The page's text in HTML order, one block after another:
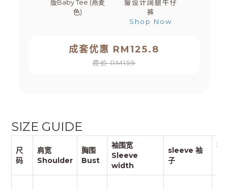
版Baby Tee (燕麦
色)
瘦设计阔腿牛仔
裤
Shop Now
成套优惠 RM125.8
原价 RM159
SIZE GUIDE
尺
码
肩宽
Shoulder
胸围
Bust
袖围宽
Sleeve
width
sleeve 袖
子
袖